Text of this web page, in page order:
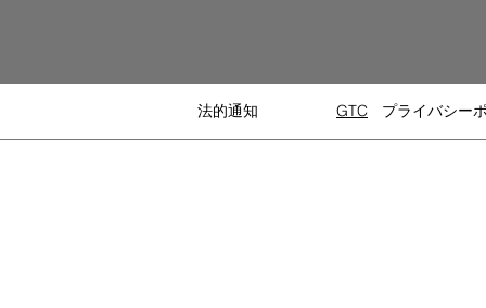
法的通知 GTC プライバシー